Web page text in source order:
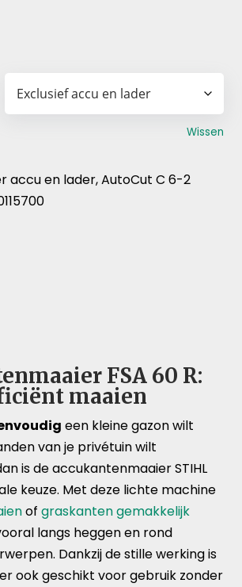
Wissen
accu en lader, AutoCut C 6-2
FSA 60 R:
maaien
een kleine gazon wilt
van je privétuin wilt
is de accukantenmaaier STIHL
keuze. Met deze lichte machine
ofgraskanten gemakkelijk
langs heggen en rond
Dankzij de stille werking is
ook geschikt voor gebruik zonder